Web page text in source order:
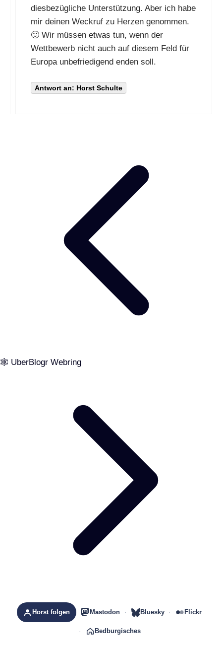
diesbezügliche Unterstützung. Aber ich habe
mir deinen Weckruf zu Herzen genommen.
🙂 Wir müssen etwas tun, wenn der
Wettbewerb nicht auch auf diesem Feld für
Europa unbefriedigend enden soll.
Antwort an: Horst Schulte
🕸️ UberBlogr Webring
Horst folgen Mastodon Bluesky Flickr
Bedburgisches